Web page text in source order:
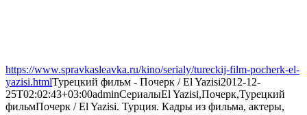
https://www.spravkasleavka.ru/kino/serialy/tureckij-film-pocherk-el-
yazisi.htmlТурецкий фильм - Почерк / El Yazisi2012-12-
25T02:02:43+03:00adminСериалыEl Yazisi,Почерк,Турецкий
фильмПочерк / El Yazisi. Турция. Кадры из фильма, актеры,